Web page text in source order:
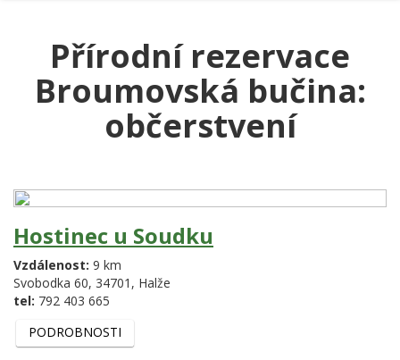
Přírodní rezervace
Broumovská bučina:
občerstvení
Hostinec u Soudku
Vzdálenost: 9 km
Svobodka 60, 34701, Halže
tel: 792 403 665
PODROBNOSTI